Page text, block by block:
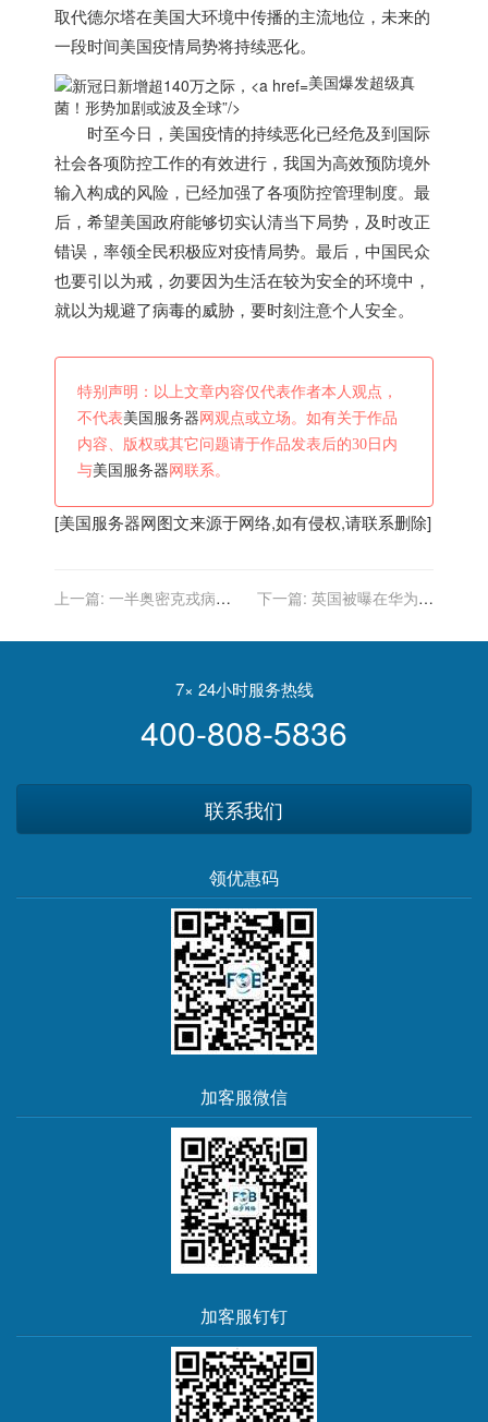
取代德尔塔在美国大环境中传播的主流地位，未来的
一段时间美国疫情局势将持续恶化。
美国爆发超级真
菌！形势加剧或波及全球”/>
时至今日， 美国疫情的持续恶化已经危及到国际
社会各项防控工作的有效进行，我国为高效预防境外
输入构成的风险，已经加强了各项防控管理制度。最
后，希望美国政府能够切实认清当下局势，及时改正
错误，率领全民积极应对疫情局势。最后，中国民众
也要引以为戒，勿要因为生活在较为安全的环境中，
就以为规避了病毒的威胁，要时刻注意个人安全。
特别声明：以上文章内容仅代表作者本人观点，
不代表美国服务器 网观点或立场。如有关于作品
内容、版权或其它问题请于作品发表后的30日内
与美国服务器 网联系。
[美国服务器网图文来源于网络,如有侵权,请联系删除]
上一篇: 一半奥密克戎病例
不停飞高风险国家航班
下一篇: 英国被曝在华为安
帮美国收集商业机密？
7× 24小时服务热线
400-808-5836
联系我们
领优惠码
加客服微信
加客服钉钉